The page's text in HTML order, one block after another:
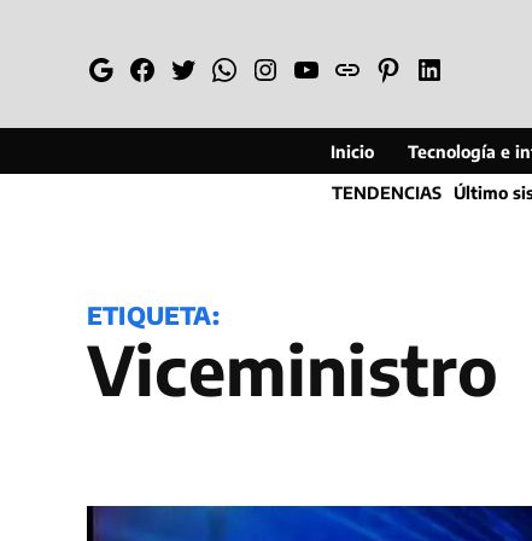
GoogleFacebook
TwitterWhatsapp
Instagram
YouTube
WebPinterestLinkedin
Inicio Tecnología e
TENDENCIAS Último
ETIQUETA:
Viceministro